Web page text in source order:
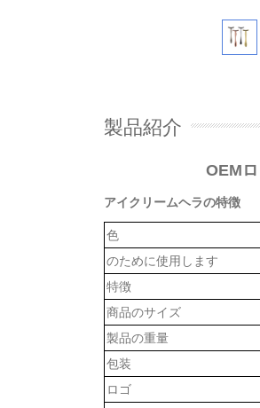
製品紹介
OEM
アイクリームヘラの特徴
色
のために使用します
特徴
商品のサイズ
製品の重量
包装
ロゴ